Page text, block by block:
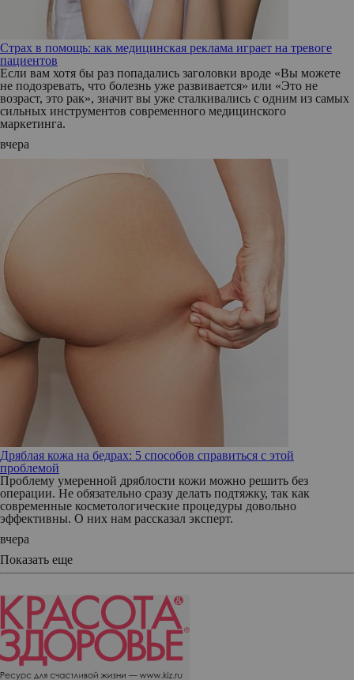
Страх в помощь: как медицинская реклама играет на тревоге
пациентов
Если вам хотя бы раз попадались заголовки вроде «Вы можете
не подозревать, что болезнь уже развивается» или «Это не
возраст, это рак», значит вы уже сталкивались с одним из самых
сильных инструментов современного медицинского
маркетинга.
вчера
Дряблая кожа на бедрах: 5 способов справиться с этой
проблемой
Проблему умеренной дряблости кожи можно решить без
операции. Не обязательно сразу делать подтяжку, так как
современные косметологические процедуры довольно
эффективны. О них нам рассказал эксперт.
вчера
Показать еще